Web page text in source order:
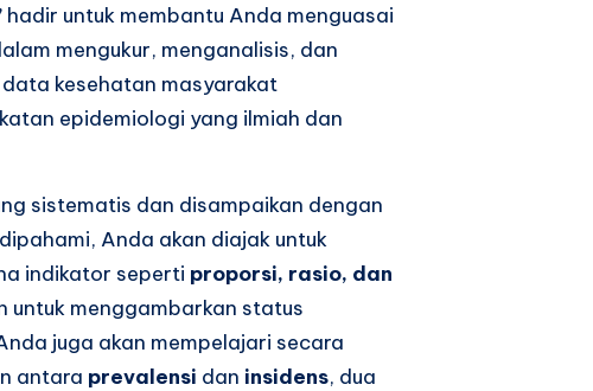
hadir untuk membantu Anda menguasai
mengukur, menganalisis, dan
kesehatan masyarakat
epidemiologi yang ilmiah dan
sistematis dan disampaikan dengan
Anda akan diajak untuk
indikator seperti proporsi, rasio, dan
untuk menggambarkan status
juga akan mempelajari secara
antara prevalensi dan insidens, dua